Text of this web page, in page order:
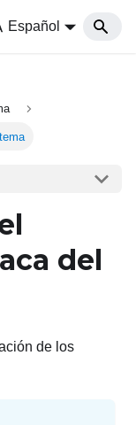
Español
del
de los